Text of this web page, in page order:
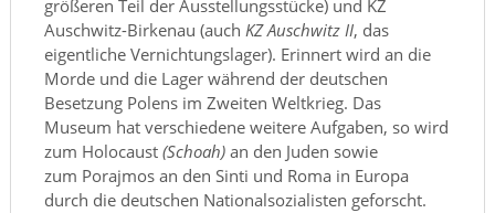
größeren Teil der Ausstellungsstücke) und KZ
Auschwitz-Birkenau (auch KZ Auschwitz II, das
eigentliche Vernichtungslager). Erinnert wird an die
Morde und die Lager während der deutschen
Besetzung Polens im Zweiten Weltkrieg. Das
Museum hat verschiedene weitere Aufgaben, so wird
zum Holocaust (Schoah)an den Juden sowie
zum Porajmos an den Sinti und Roma in Europa
durch die deutschen Nationalsozialisten geforscht.